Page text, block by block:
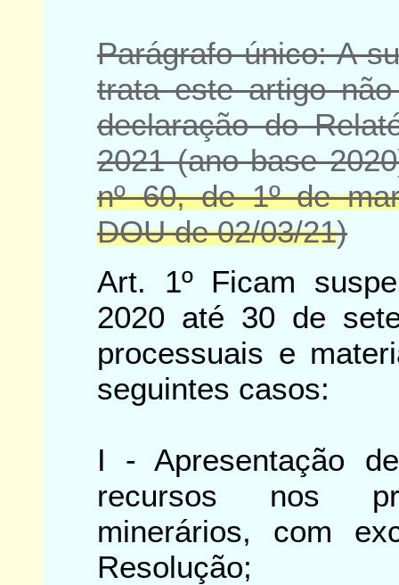
Parágrafo único: A
trata este artigo
declaração do
2021 (ano base
nº 60, de 1º de
DOU de 02/03/21)
Art. 1º Ficam
2020 até 30 de
processuais e
seguintes casos:
I - Apresentação
recursos nos
minerários, com
Resolução;